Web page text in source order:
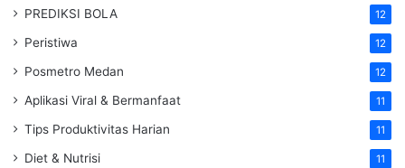
PREDIKSI BOLA 12
Peristiwa 12
Posmetro Medan 12
Aplikasi Viral & Bermanfaat 11
Tips Produktivitas Harian 11
Diet & Nutrisi 11